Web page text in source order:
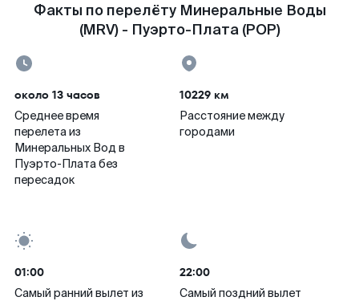
Факты по перелёту Минеральные Воды
(MRV) - Пуэрто-Плата (POP)
около 13 часов
Среднее время
перелета из
Минеральных Вод в
Пуэрто-Плата без
пересадок
10229 км
Расстояние между
городами
01:00
Самый ранний вылет из
22:00
Самый поздний вылет